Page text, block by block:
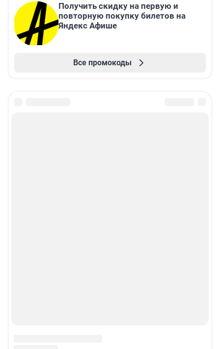
Получить скидку на первую и
повторную покупку билетов на
Яндекс Афише
Все промокоды